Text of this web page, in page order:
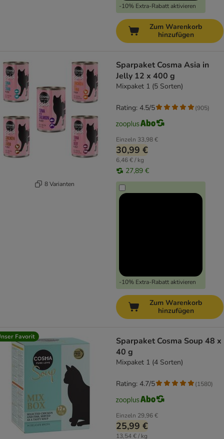
-10% Extra-Rabatt aktivieren
Zum Warenkorb
hinzufügen
8 Varianten
Sparpaket Cosma Asia in
Jelly 12 x 400 g
Mixpaket 1 (5 Sorten)
Einzeln 33,98 €
30,99 €
6,46 € / kg
27,89 €
-10% Extra-Rabatt aktivieren
Rating: 4.5/5 (905)
Zum Warenkorb
hinzufügen
Favorit
Sparpaket Cosma Soup 48 x
40 g
Mixpaket 1 (4 Sorten)
Einzeln 29,96 €
25,99 €
13,54 € / kg
Rating: 4.7/5 (1580)